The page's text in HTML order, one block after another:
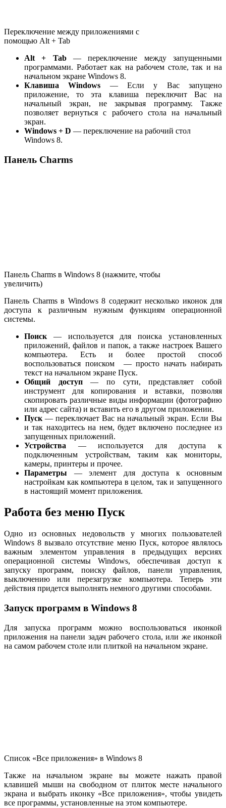
Переключение между приложениями с
помощью Alt + Tab
Alt + Tab— переключение между запущенными
программами. Работает как на рабочем столе, так и на
начальном экране Windows 8.
Клавиша Windows — Если у Вас запущено
приложение, то эта клавиша переключит Вас на
начальный экран, не закрывая программу. Также
позволяет вернуться с рабочего стола на начальный
экран.
Windows + D — переключение на рабочий стол
Windows 8.
Панель Charms
Панель Charms в Windows 8 (нажмите, чтобы
увеличить)
Панель Charms в Windows 8 содержит несколько иконок для
доступа к различным нужным функциям операционной
системы.
Поиск — используется для поиска установленных
приложений, файлов и папок, а также настроек Вашего
компьютера. Есть и более простой способ
воспользоваться поиском — просто начать набирать
текст на начальном экране Пуск.
Общий доступ— по сути, представляет собой
инструмент для копирования и вставки, позволяя
скопировать различные виды информации (фотографию
или адрес сайта) и вставить его в другом приложении.
Пуск — переключает Вас на начальный экран. Если Вы
и так находитесь на нем, будет включено последнее из
запущенных приложений.
Устройства — используется для доступа к
подключенным устройствам, таким как мониторы,
камеры, принтеры и прочее.
Параметры — элемент для доступа к основным
настройкам как компьютера в целом, так и запущенного
в настоящий момент приложения.
Работа без меню Пуск
Одно из основных недовольств у многих пользователей
Windows 8 вызвало отсутствие меню Пуск, которое являлось
важным элементом управления в предыдущих версиях
операционной системы Windows, обеспечивая доступ к
запуску программ, поиску файлов, панели управления,
выключению или перезагрузке компьютера. Теперь эти
действия придется выполнять немного другими способами.
Запуск программ в Windows 8
Для запуска программ можно воспользоваться иконкой
приложения на панели задач рабочего стола, или же иконкой
на самом рабочем столе или плиткой на начальном экране.
Список «Все приложения» в Windows 8
Также на начальном экране вы можете нажать правой
клавишей мыши на свободном от плиток месте начального
экрана и выбрать иконку «Все приложения», чтобы увидеть
все программы, установленные на этом компьютере.